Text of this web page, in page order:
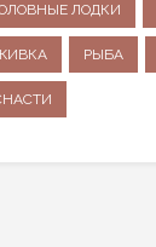
ЛОДКИ
РЫБА